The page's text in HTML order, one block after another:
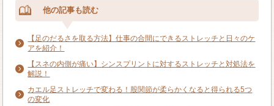
他の記事も読む
【足のだるさを取る方法】仕事の合間にできるストレッチと日々のケ
アを紹介！
【スネの内側が痛い】シンスプリントに対するストレッチと対処法を
解説！
カエル足ストレッチで変わる！股関節が柔らかくなると得られる5つ
の変化